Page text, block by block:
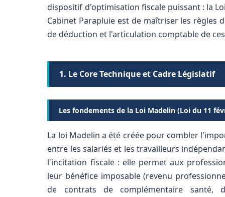
dispositif d'optimisation fiscale puissant : la
Cabinet Parapluie est de maîtriser les règles
de déduction et l'articulation comptable de
1. Le Core Technique et Cadre Législatif
Les fondements de la Loi Madelin (Loi du 11
La loi Madelin a été créée pour combler
entre les salariés et les travailleurs
l'incitation fiscale : elle permet aux
leur bénéfice imposable (revenu
de contrats de complémentaire santé,